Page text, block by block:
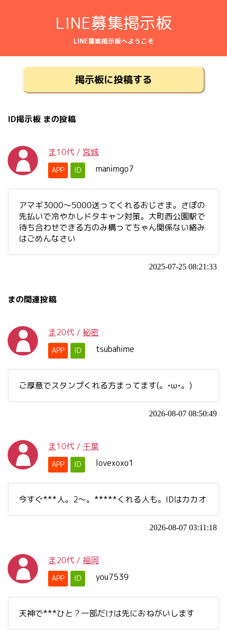
LINE募集掲示板
LINE募集掲示板へようこそ
掲示板に投稿する
ID掲示板 まの投稿
ま10代 / 宮城
APP ID manimgo7
アマギ3000〜5000送ってくれるおじさま。さぽの
先払いで冷やかしドタキャン対策。大町西公園駅で
待ち合わせできる方のみ構ってちゃん関係ない絡み
はごめんなさい
2025-07-25 08:21:33
まの関連投稿
ま20代 / 秘密
APP ID tsubahime
ご厚意でスタンプくれる方まってます(。•ω•。)
2026-08-07 08:50:49
ま10代 / 千葉
APP ID lovexoxo1
今すぐ***人。2〜。*****くれる人も。IDはカカオ
2026-08-07 03:11:18
ま20代 / 福岡
APP ID you7539
天神で***ひと？一部だけは先におねがいします